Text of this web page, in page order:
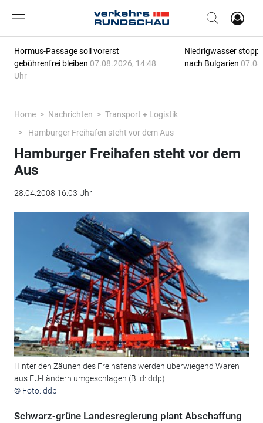
Hormus-Passage soll vorerst
gebührenfrei bleiben 07.08.2026, 14:48
Uhr
Niedrigwasser
nach Bulgarien
Home Nachrichten
Transport + Logistik
Hamburger Freihafen steht vor dem Aus
Hamburger Freihafen steht vor dem
Aus
28.04.2008 16:03 Uhr
Hinter den Zäunen des Freihafens werden überwiegend Waren
aus EU-Ländern umgeschlagen (Bild: ddp)
© Foto: ddp
Schwarz-grüne Landesregierung plant Abschaffung